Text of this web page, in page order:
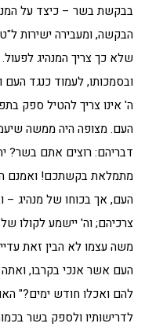
בבקשת בשר – כיצד על
הבקשה, ומעבירה ישירות
שלא כך צריך המנהיג
ובסמכותו, לעמוד כנגד
ה' אינו צריך להטיל ספק
העם. מצופה היה ממשה
דבריהם: רוצים אתם בשר?
מתמלאת בקשתכם! ואמנם
העם, אך בכוחו של מנהיג –
צרכיהם; וה' יישמע לקולו
משה עצמו לא הבין זאת
העם אשר אנכי בקרבו,
להם ואכלו חודש ימים?"
לדרישותיו ולספק בשר